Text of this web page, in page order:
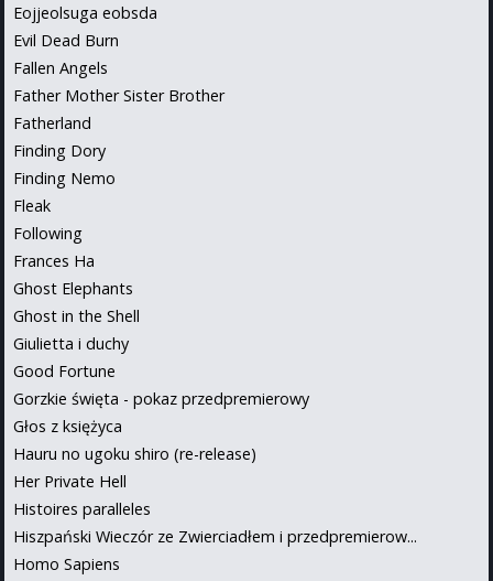
Eojjeolsuga eobsda
Evil Dead Burn
Fallen Angels
Father Mother Sister Brother
Fatherland
Finding Dory
Finding Nemo
Fleak
Following
Frances Ha
Ghost Elephants
Ghost in the Shell
Giulietta i duchy
Good Fortune
Gorzkie święta - pokaz przedpremierowy
Głos z księżyca
Hauru no ugoku shiro (re-release)
Her Private Hell
Histoires paralleles
Hiszpański Wieczór ze Zwierciadłem i przedpremierow...
Homo Sapiens